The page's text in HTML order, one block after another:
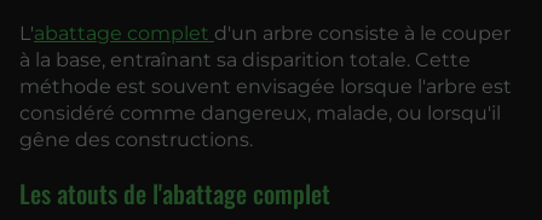
L'abattage complet d'un arbre consiste à le couper
à la base, entraînant sa disparition totale. Cette
méthode est souvent envisagée lorsque l'arbre est
considéré comme dangereux, malade, ou lorsqu'il
gêne des constructions.
Les atouts de l'abattage complet